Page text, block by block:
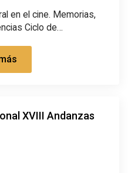
en el cine. Memorias,
Ciclo de…